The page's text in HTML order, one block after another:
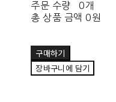
주문 수량
0개
총 상품 금액 0원
구매하기
장바구니에 담기